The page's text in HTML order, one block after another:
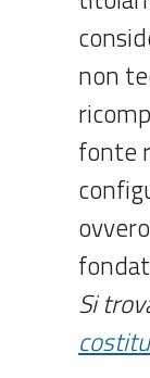
non
fonte
Si